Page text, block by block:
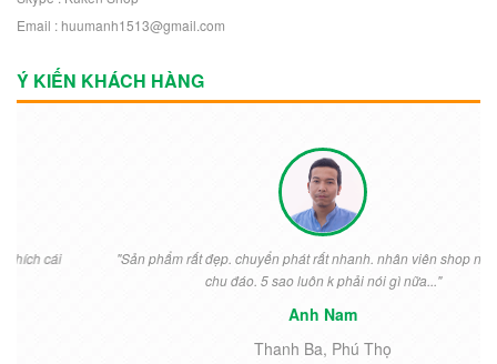
Email : huumanh1513@gmail.com
Ý KIẾN KHÁCH HÀNG
"Sản phẩm rất đẹp. chuyển phát rất nhanh. nhân viên shop nhiệt tình
chu đáo. 5 sao luôn k phải nói gì nữa..."
Thanh Ba, Phú Thọ